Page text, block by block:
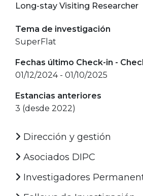
Long-stay Visiting Researcher
Tema de investigación
SuperFlat
Fechas último Check-in -
01/12/2024 - 01/10/2025
Estancias anteriores
3 (desde 2022)
Dirección y gestión
Asociados DIPC
Investigadores